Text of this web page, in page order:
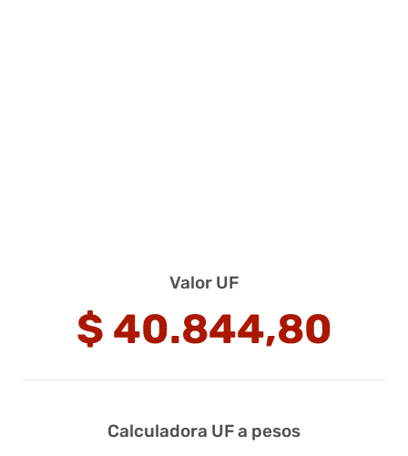
Valor UF
$ 40.844,80
Calculadora UF a pesos